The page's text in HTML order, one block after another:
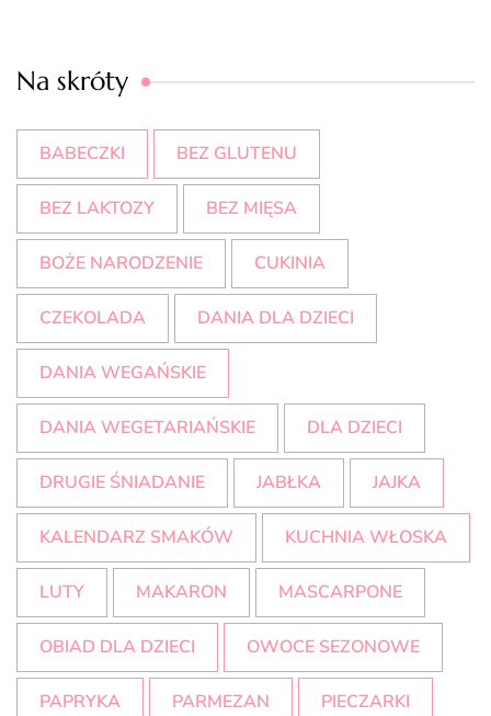
Na skróty
BABECZKI BEZ GLUTENU
BEZ LAKTOZY BEZ MIĘSA
BOŻE NARODZENIE CUKINIA
CZEKOLADA DANIA DLA DZIECI
DANIA WEGAŃSKIE
DANIA WEGETARIAŃSKIE DLA DZIECI
DRUGIE ŚNIADANIE JABŁKA JAJKA
KALENDARZ SMAKÓW KUCHNIA WŁOSKA
LUTY MAKARON MASCARPONE
OBIAD DLA DZIECI OWOCE SEZONOWE
PAPRYKA PARMEZAN PIECZARKI